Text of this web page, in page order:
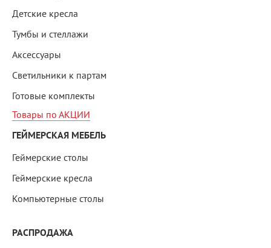
Детские кресла
Тумбы и стеллажи
Аксессуары
Светильники к партам
Готовые комплекты
Товары по АКЦИИ
ГЕЙМЕРСКАЯ МЕБЕЛЬ
Геймерские столы
Геймерские кресла
Компьютерные столы
РАСПРОДАЖА